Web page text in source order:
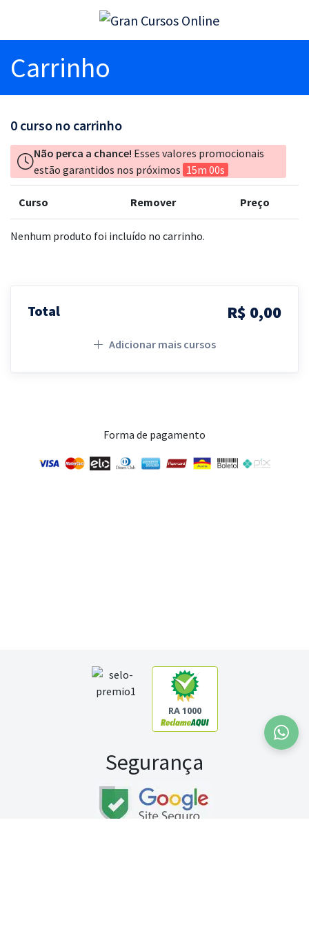
Carrinho
0 curso no carrinho
Não perca a chance! Esses valores promocionais
estão garantidos nos próximos 15m 00s
Curso Remover Preço
Nenhum produto foi incluído no carrinho.
Total R$ 0,00
Adicionar mais cursos
Forma de pagamento
RA 1000
Segurança